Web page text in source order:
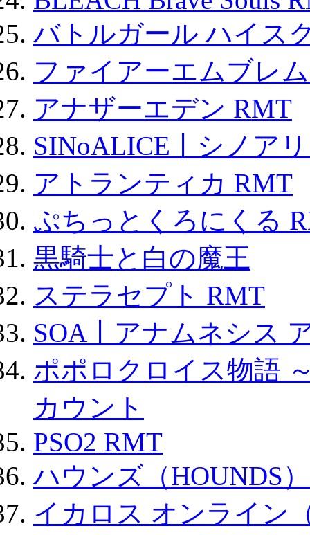
バトルガール ハイス
ファイアーエムブレ
アナザーエデン RMT
SINoALICE丨シノア
アトランティカ RMT
ぷちっとくろにくる
黒騎士と白の魔王
ステラセプト RMT
SOA丨アナムネシス
ポポロクロイス物語
カウント
PSO2 RMT
ハウンズ（HOUNDS
イカロス オンライン